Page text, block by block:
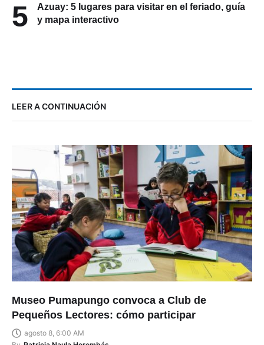
5
Azuay: 5 lugares para visitar en el feriado, guía
y mapa interactivo
LEER A CONTINUACIÓN
Museo Pumapungo convoca a Club de
Pequeños Lectores: cómo participar
agosto 8, 6:00 AM